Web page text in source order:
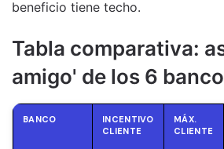
beneficio tiene techo.
Tabla comparativa:
amigo' de los 6
BANCO
INCENTIVO
CLIENTE
MÁX.
CLIENTE